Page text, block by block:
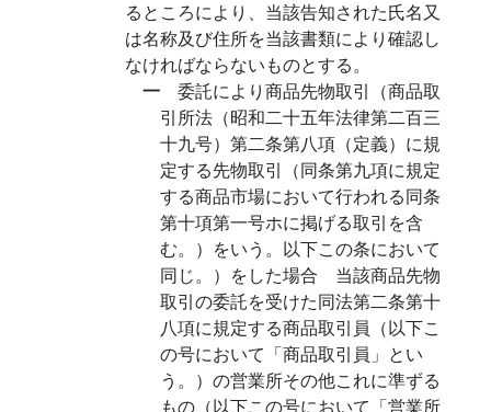
るところにより、当該告知された氏名又
は名称及び住所を当該書類により確認し
なければならないものとする。
一 委託により商品先物取引（商品取
引所法（昭和二十五年法律第二百三
十九号）第二条第八項（定義）に規
定する先物取引（同条第九項に規定
する商品市場において行われる同条
第十項第一号ホに掲げる取引を含
む。）をいう。以下この条において
同じ。）をした場合 当該商品先物
取引の委託を受けた同法第二条第十
八項に規定する商品取引員（以下こ
の号において「商品取引員」とい
う。）の営業所その他これに準ずる
もの（以下この号において「営業所